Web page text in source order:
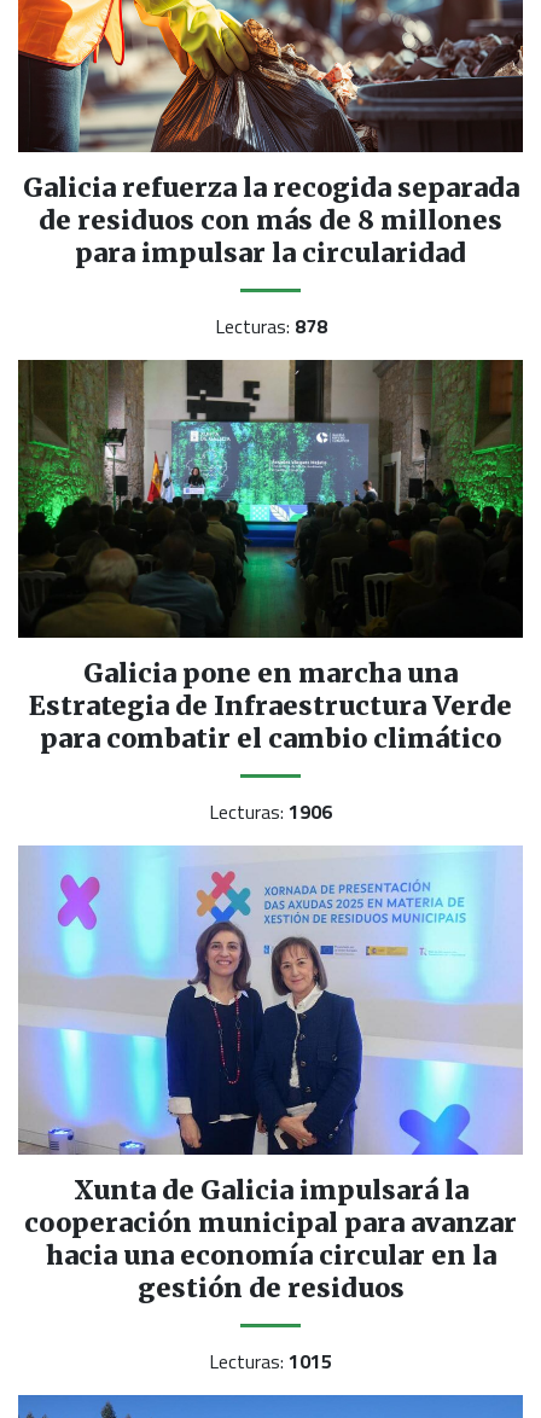
Galicia refuerza la recogida separada
de residuos con más de 8 millones
para impulsar la circularidad
Lecturas: 878
Galicia pone en marcha una
Estrategia de Infraestructura Verde
para combatir el cambio climático
Lecturas: 1906
Xunta de Galicia impulsará la
cooperación municipal para avanzar
hacia una economía circular en la
gestión de residuos
Lecturas: 1015